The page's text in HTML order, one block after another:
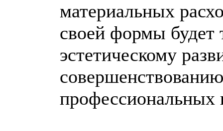
материальных
своей формы будет
эстетическому
профессиональных